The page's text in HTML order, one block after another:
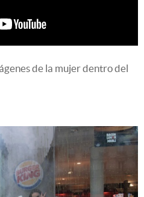
de la mujer dentro del